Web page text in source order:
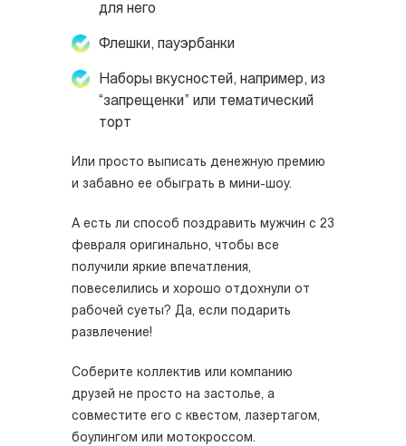
для него
Флешки, пауэрбанки
Наборы вкусностей, например, из
“запрещенки” или тематический
торт
Или просто выписать денежную премию
и забавно ее обыграть в мини-шоу.
А есть ли способ поздравить мужчин с 23
февраля оригинально, чтобы все
получили яркие впечатления,
повеселились и хорошо отдохнули от
рабочей суеты? Да, если подарить
развлечение!
Соберите коллектив или компанию
друзей не просто на застолье, а
совместите его с квестом, лазертагом,
боулингом или мотокроссом.